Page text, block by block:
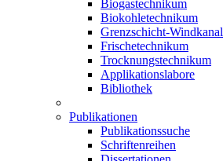
Biogastechnikum
Biokohletechnikum
Grenzschicht-Windkanal
Frischetechnikum
Trocknungstechnikum
Applikationslabore
Bibliothek
Publikationen
Publikationssuche
Schriftenreihen